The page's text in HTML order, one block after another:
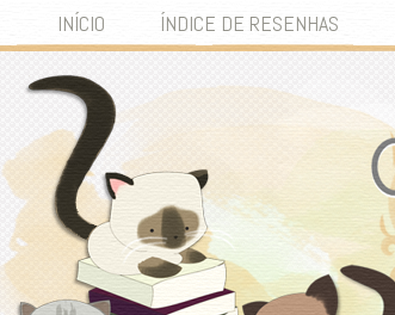
INÍCIO ÍNDICE DE RESENHAS